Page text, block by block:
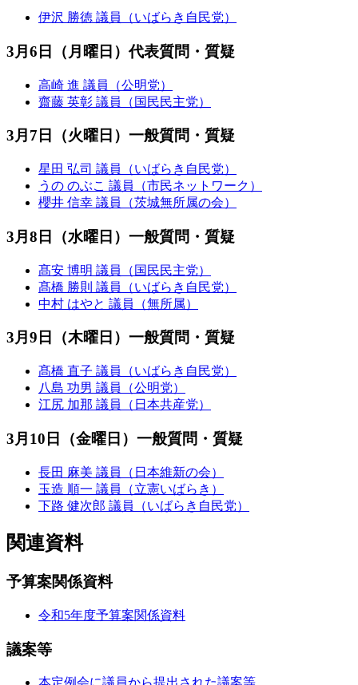
伊沢 勝徳 議員（いばらき自民党）
3月6日（月曜日）代表質問・質疑
高崎 進 議員（公明党）
齋藤 英彰 議員（国民民主党）
3月7日（火曜日）一般質問・質疑
星田 弘司 議員（いばらき自民党）
うの のぶこ 議員（市民ネットワーク）
櫻井 信幸 議員（茨城無所属の会）
3月8日（水曜日）一般質問・質疑
髙安 博明 議員（国民民主党）
髙橋 勝則 議員（いばらき自民党）
中村 はやと 議員（無所属）
3月9日（木曜日）一般質問・質疑
髙橋 直子 議員（いばらき自民党）
八島 功男 議員（公明党）
江尻 加那 議員（日本共産党）
3月10日（金曜日）一般質問・質疑
長田 麻美 議員（日本維新の会）
玉造 順一 議員（立憲いばらき）
下路 健次郎 議員（いばらき自民党）
関連資料
予算案関係資料
令和5年度予算案関係資料
議案等